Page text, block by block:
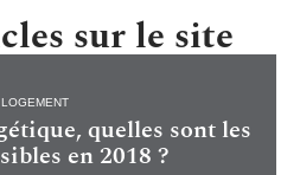
sur le site
LOGEMENT
quelles sont les
en 2018 ?